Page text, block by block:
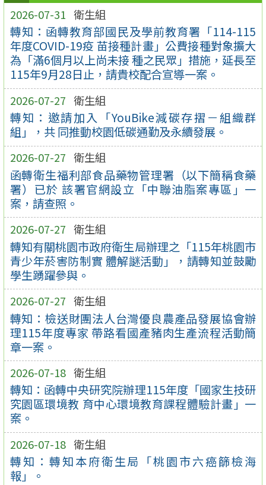
2026-07-31 衛生組
轉知：函轉教育部國民及學前教育署「114-115
年度COVID-19疫 苗接種計畫」公費接種對象擴大
為「滿6個月以上尚未接 種之民眾」措施，延長至
115年9月28日止，請貴校配合宣導一案。
2026-07-27 衛生組
轉知：邀請加入「YouBike減碳存摺－組織群
組」，共 同推動校園低碳通勤及永續發展。
2026-07-27 衛生組
函轉衛生福利部食品藥物管理署（以下簡稱食藥
署）已於 該署官網設立「中聯油脂案專區」一
案，請查照。
2026-07-27 衛生組
轉知有關桃園市政府衛生局辦理之「115年桃園市
青少年菸害防制實 體解謎活動」，請轉知並鼓勵
學生踴躍參與。
2026-07-27 衛生組
轉知：檢送財團法人台灣優良農產品發展協會辦
理115年度專家 帶路看國產豬肉生產流程活動簡
章一案。
2026-07-18 衛生組
轉知：函轉中央研究院辦理115年度「國家生技研
究園區環境教 育中心環境教育課程體驗計畫」一
案。
2026-07-18 衛生組
轉知：轉知本府衛生局「桃園市六癌篩檢海
報」。